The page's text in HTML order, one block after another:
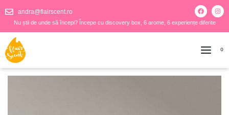
andra@flairscent.ro
Nu știi de unde să începi? Începe cu discovery box, 6 arome, 6 experiențe diferite
0